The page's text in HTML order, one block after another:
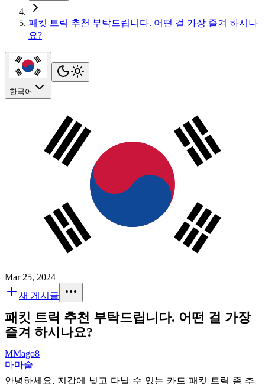
패킷 트릭 추천 부탁드립니다. 어떤 걸 가장 즐겨 하시나
요?
한국어
Mar 25, 2024
새 게시글
패킷 트릭 추천 부탁드립니다. 어떤 걸 가장
즐겨 하시나요?
MMago8
마마술
안녕하세요. 지갑에 넣고 다닐 수 있는 카드 패킷 트릭 좀 추